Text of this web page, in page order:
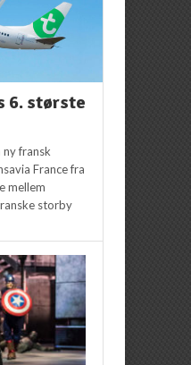
6. største
ny fransk
France fra
mellem
storby